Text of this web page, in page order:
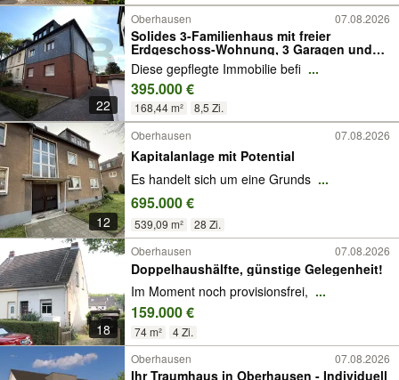
22
Oberhausen 07.08.2026
Solides 3-Familienhaus mit freier
Erdgeschoss-Wohnung, 3 Garagen und
Garten in Alstaden!
Diese gepflegte Immobilie befi ...
395.000 €
168,44 m² 8,5 Zi.
12
Oberhausen 07.08.2026
Kapitalanlage mit Potential
Es handelt sich um eine Grunds ...
695.000 €
539,09 m² 28 Zi.
18
Oberhausen 07.08.2026
Doppelhaushälfte, günstige Gelegenheit!
Im Moment noch provisionsfrei, ...
159.000 €
74 m² 4 Zi.
Oberhausen 07.08.2026
Ihr Traumhaus in Oberhausen - Individuell